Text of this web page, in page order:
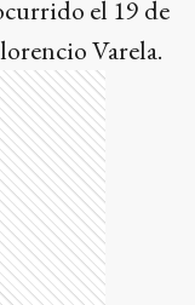
el 19 de
Varela.